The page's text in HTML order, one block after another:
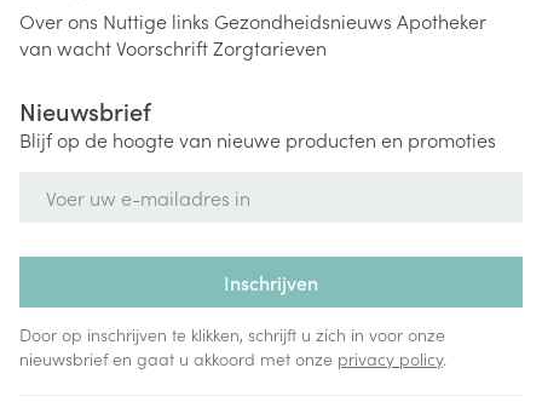
Over ons Nuttige links Gezondheidsnieuws Apotheker
van wachtVoorschriftZorgtarieven
Nieuwsbrief
Blijf op de hoogte van nieuwe producten en promoties
Inschrijven
Door op inschrijven te klikken, schrijft u zich in voor onze
nieuwsbrief en gaat u akkoord met onze privacy policy.